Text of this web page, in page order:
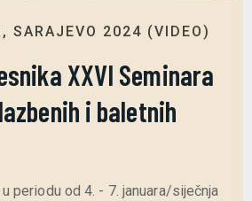
SARAJEVO 2024 (VIDEO)
XXVI Seminara
i baletnih
periodu od 4. - 7. januara/siječnja